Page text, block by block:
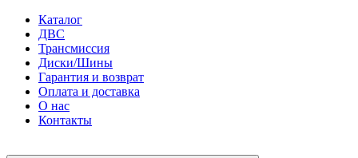
Каталог
ДВС
Трансмиссия
Диски/Шины
Гарантия и возврат
Оплата и доставка
О нас
Контакты